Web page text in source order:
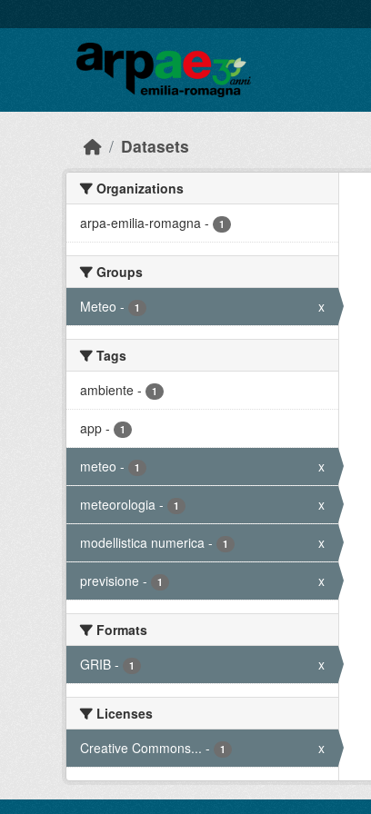
Datasets
Organizations
arpa-emilia-romagna - 1
Groups
Meteo - 1 x
Tags
ambiente - 1
app - 1
meteo - 1 x
meteorologia - 1 x
modellistica numerica - 1 x
previsione - 1 x
Formats
GRIB - 1 x
Licenses
Creative Commons... - 1 x